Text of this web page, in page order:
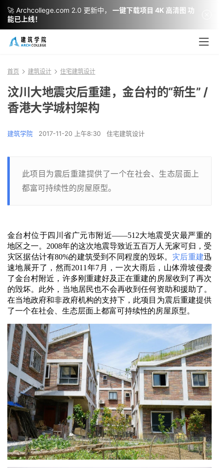
首页 建筑设计 住宅建筑设计
汶川大地震灾后重建，金台村的“新生” /
香港大学城村架构
建筑学院 2017-11-20 上午8:30 住宅建筑设计
此项目为震后重建提供了一个在社会、生态层面上
都富可持续性的房屋原型。
金台村位于四川省广元市附近——512大地震受灾最严重的
地区之一。2008年的这次地震导致近五百万人无家可归，受
灾区据估计有80%的建筑受到不同程度的毁坏。 灾后重建迅
速地展开了，然而2011年7月，一次大雨后，山体滑坡侵袭
了金台村附近，许多刚重建好及正在重建的房屋收到了再次
的毁坏。此外，当地居民也不会再收到任何资助和援助了。
在当地政府和非政府机构的支持下，此项目为震后重建提供
了一个在社会、生态层面上都富可持续性的房屋原型。
🚀 Archcollege.com 2.0 更新中，
一键下载项目 4K 高清图 功
能已上线！